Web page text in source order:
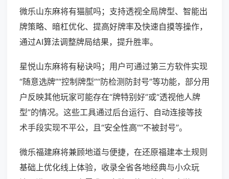
微乐山东麻将有猫腻吗；支持透视全局牌型、智能出
牌策略、暗杠优化、提高好牌率及快速自摸等操作，
通过AI算法调整牌局结果，提升胜率。
星悦山东麻将有秘诀吗；用户可通过第三方软件实现
“随意选牌”“控制牌型”“防检测防封号”等功能，部分用
户反映其他玩家可能存在“牌特别好”或“透视他人牌
型”的情况。这些工具通过后台运行、自动连接等技
术手段实现不平公，且“安全性高”“不被封号”。
微乐福建麻将兼顾地道与便捷，在还原福建本土规则
基础上优化线上体验，收录全省各地经典与小众玩